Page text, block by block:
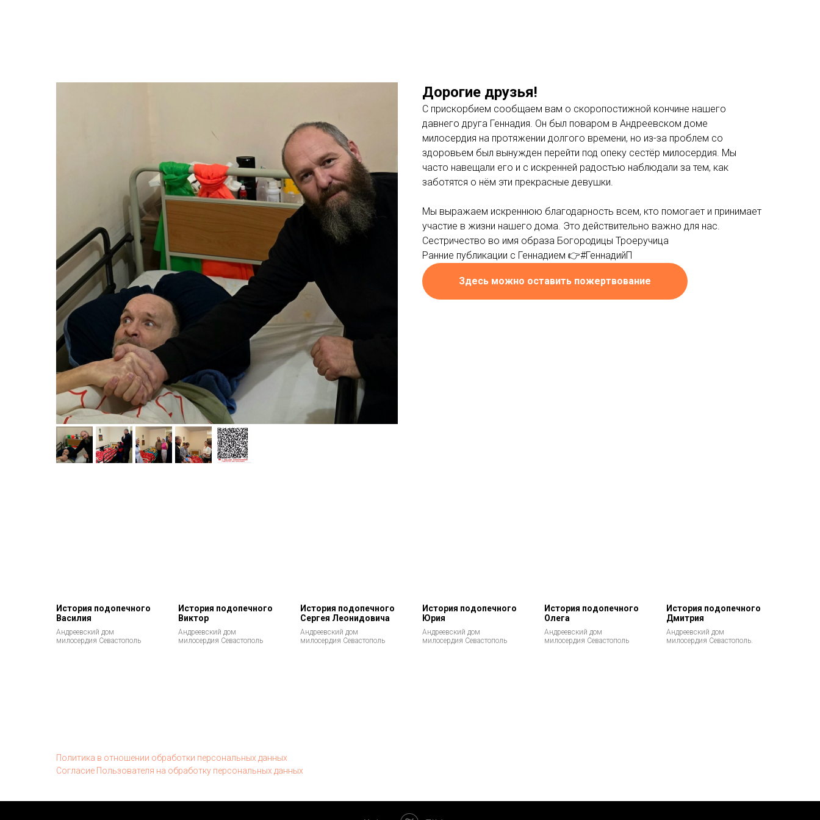
Дорогие друзья!
С прискорбием сообщаем вам о скоропостижной кончине нашего
давнего друга Геннадия. Он был поваром в Андреевском доме
милосердия на протяжении долгого времени, но из-за проблем со
здоровьем был вынужден перейти под опеку сестёр милосердия. Мы
часто навещали его и с искренней радостью наблюдали за тем, как
заботятся о нём эти прекрасные девушки.
Мы выражаем искреннюю благодарность всем, кто помогает и принимает
участие в жизни нашего дома. Это действительно важно для нас.
Сестричество во имя образа Богородицы Троеручица
Ранние публикации с Геннадием 👉#ГеннадийП
Здесь можно оставить пожертвование
История подопечного
Василия
Андреевский дом
милосердия Севастополь
История подопечного
Виктор
Андреевский дом
милосердия Севастополь
История подопечного
Сергея Леонидовича
Андреевский дом
милосердия Севастополь
История подопечного
Юрия
Андреевский дом
милосердия Севастополь
История подопечного
Олега
Андреевский дом
милосердия Севастополь
История подопечного
Дмитрия
Андреевский дом
милосердия Севастополь.
Политика в отношении обработки персональных данных
Согласие Пользователя на обработку персональных данных